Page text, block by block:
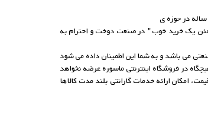
یک خرید خوب " در صنعت دوخت و احترام به
می باشد و به شما این اطمینان داده می شود
در فروشگاه اینترنتی ماسوره عرضه نخواهد
امکان ارائه خدمات گارانتی بلند مدت کالاها